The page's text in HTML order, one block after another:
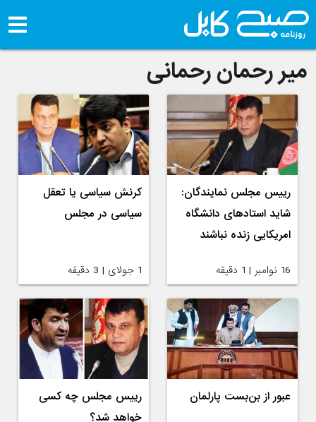
میر رحمان رحمانی
رییس مجلس نمایندگان:
شاید استادهای دانشگاه
امریکایی زنده نباشند
16 نوامبر | 1 دقیقه
کرنش سیاسی یا تعقل
سیاسی در مجلس
1 جولای | 3 دقیقه
عبور از بن‌بست پارلمان
رییس مجلس چه کسی
خواهد شد؟